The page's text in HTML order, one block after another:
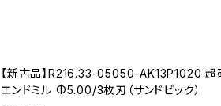
【新古品】R216.33-05050-AK13P1020 超
エンドミル Φ5.00/3枚刃（サンドビック）